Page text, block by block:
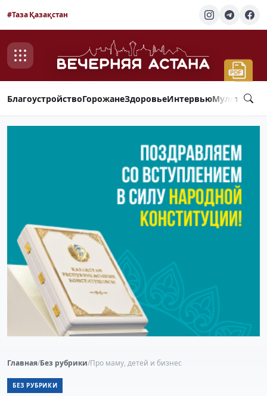
#Таза Қазақстан
БлагоустройствоГорожанеЗдоровьеИнтервью
Главная/Без рубрики/Про маму, детей и бизнес
БЕЗ РУБРИКИ